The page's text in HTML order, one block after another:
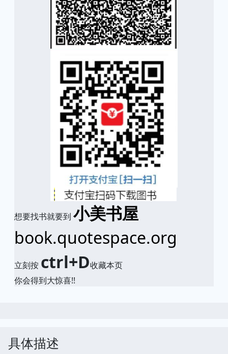
想要找书就要到 小美书屋
book.quotespace.org
立刻按 ctrl+D收藏本页
你会得到大惊喜!!
具体描述